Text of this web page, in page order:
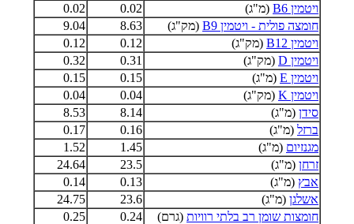
ויטמין B6
(מ"ג) 0.02
0.02
חומצה פולית - ויטמין B9
(מק"ג) 8.63
9.04
ויטמין B12
(מק"ג) 0.12
0.12
ויטמין D
(מק"ג) 0.31
0.32
ויטמין E
(מ"ג) 0.15
0.15
ויטמין K
(מק"ג) 0.04
0.04
סידן (מ"ג) 8.14
8.53
ברזל (מ"ג) 0.16
0.17
מגנזיום (מ"ג) 1.45
1.52
זרחן (מ"ג) 23.5
24.64
אבץ (מ"ג) 0.13
0.14
אשלגן (מ"ג) 23.6
24.75
חומצות שומן רב בלתי רוויות (גרם) 0.24
0.25